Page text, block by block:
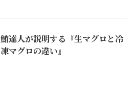
鮪達人が説明する『生マグロと冷
凍マグロの違い』